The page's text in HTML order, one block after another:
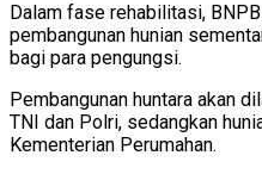
Dalam fase rehabilitasi,
pembangunan hunian
bagi para pengungsi.
Pembangunan huntara akan
TNI dan Polri, sedangkan
Kementerian Perumahan.